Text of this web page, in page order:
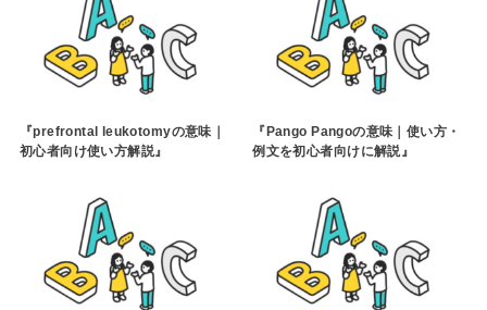
『prefrontal leukotomyの意味｜
初心者向け使い方解説』
『Pango Pangoの意味｜使い方・
例文を初心者向けに解説』